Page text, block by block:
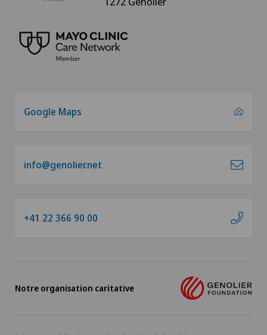
Google Maps
info@genolier.net
+41 22 366 90 00
Notre organisation caritative